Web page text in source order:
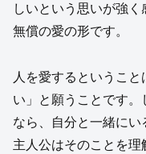
しいという思いが強
無償の愛の形です。
人を愛するというこ
い」と願うことです
なら、自分と一緒にい
主人公はそのことを